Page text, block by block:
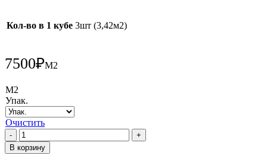
Кол-во в 1 кубе 3шт (3,42м2)
7500₽М2
М2
Упак.
Очистить
Количество
товара
В корзину